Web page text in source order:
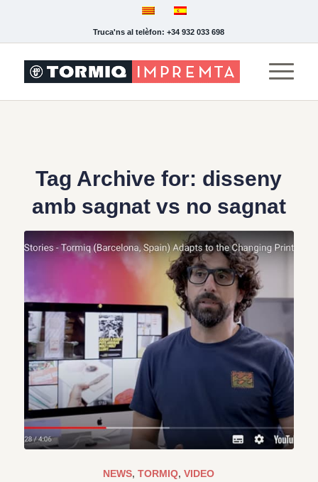
Truca'ns al telèfon: +34 932 033 698
Tag Archive for: disseny
amb sagnat vs no sagnat
NEWS,TORMIQ,VIDEO